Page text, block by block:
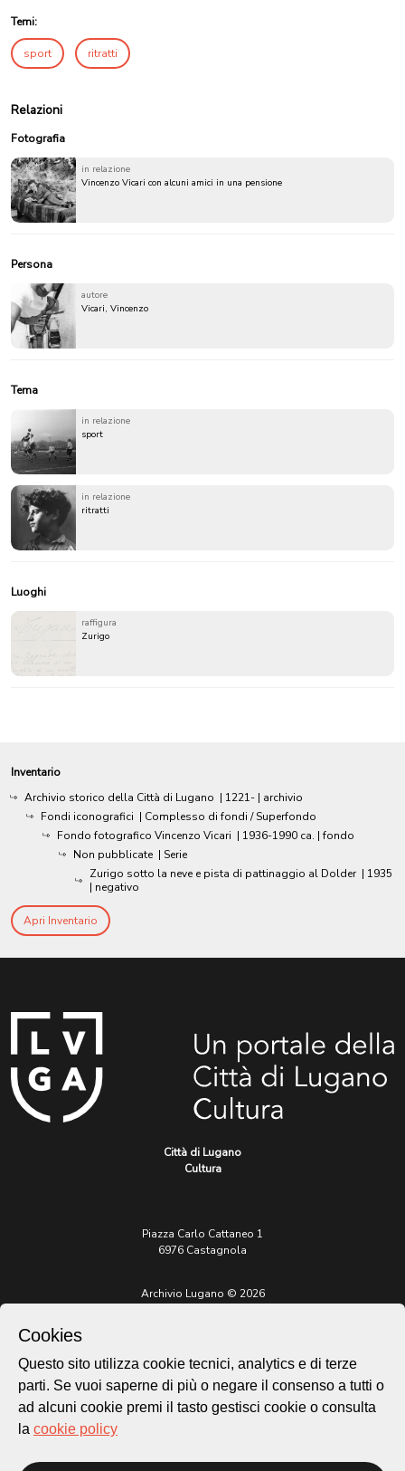
Temi:
sport ritratti
Relazioni
Fotografia
in relazione
Vincenzo Vicari con alcuni amici in una pensione
Persona
autore
Vicari, Vincenzo
Tema
in relazione
sport
in relazione
ritratti
Luoghi
raffigura
Zurigo
Inventario
Archivio storico della Città di Lugano | 1221- | archivio
Fondi iconografici | Complesso di fondi / Superfondo
Fondo fotografico Vincenzo Vicari | 1936-1990 ca. | fondo
Non pubblicate | Serie
Zurigo sotto la neve e pista di pattinaggio al Dolder | 1935
| negativo
Apri Inventario
Città di Lugano
Cultura
Piazza Carlo Cattaneo 1
6976 Castagnola
Archivio Lugano © 2026
Sito istituzionale:
lugano.ch
Privacy Policy
Cookies
Questo sito utilizza cookie tecnici, analytics e di terze
parti. Se vuoi saperne di più o negare il consenso a tutti o
ad alcuni cookie premi il tasto gestisci cookie o consulta
la cookie policy